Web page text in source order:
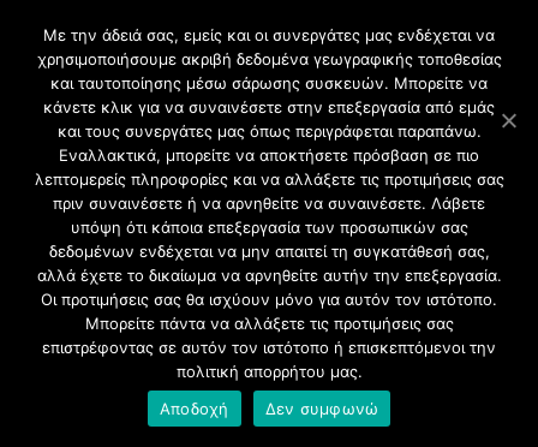
2021 CFW - All Rights Reserved
Επιχειρήσεις |
Προφίλ
Διαφήμιση
Επικοινωνία
Πολιτική Απορρήτου
Με την άδειά σας, εμείς και οι συνεργάτες μας ενδέχεται να
χρησιμοποιήσουμε ακριβή δεδομένα γεωγραφικής τοποθεσίας
και ταυτοποίησης μέσω σάρωσης συσκευών. Μπορείτε να
κάνετε κλικ για να συναινέσετε στην επεξεργασία από εμάς
και τους συνεργάτες μας όπως περιγράφεται παραπάνω.
Εναλλακτικά, μπορείτε να αποκτήσετε πρόσβαση σε πιο
λεπτομερείς πληροφορίες και να αλλάξετε τις προτιμήσεις σας
πριν συναινέσετε ή να αρνηθείτε να συναινέσετε. Λάβετε
υπόψη ότι κάποια επεξεργασία των προσωπικών σας
δεδομένων ενδέχεται να μην απαιτεί τη συγκατάθεσή σας,
αλλά έχετε το δικαίωμα να αρνηθείτε αυτήν την επεξεργασία.
Οι προτιμήσεις σας θα ισχύουν μόνο για αυτόν τον ιστότοπο.
Μπορείτε πάντα να αλλάξετε τις προτιμήσεις σας
επιστρέφοντας σε αυτόν τον ιστότοπο ή επισκεπτόμενοι την
πολιτική απορρήτου μας.
Αποδοχή
Δεν συμφωνώ